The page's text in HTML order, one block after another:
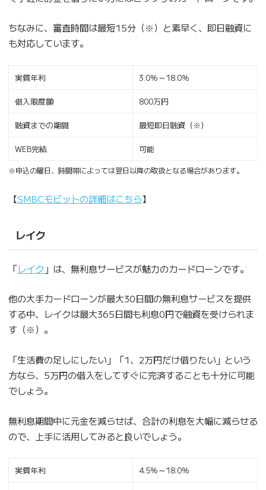
ちなみに、審査時間は最短15分（※）と素早く、即日融資に
も対応しています。
実質年利 3.0％～18.0％
借入限度額 800万円
融資までの期間 最短即日融資（※）
WEB完結 可能
※申込の曜日、時間帯によっては翌日以降の取扱となる場合があります。
【SMBCモビットの詳細はこちら】
レイク
「レイク 」は、無利息サービスが魅力のカードローンです。
他の大手カードローンが最大30日間の無利息サービスを提供
する中、レイクは最大365日間も利息0円で融資を受けられま
す（※）。
「生活費の足しにしたい」「1、2万円だけ借りたい」という
方なら、5万円の借入をしてすぐに完済することも十分に可能
でしょう。
無利息期間中に元金を減らせば、合計の利息を大幅に減らせる
ので、上手に活用してみると良いでしょう。
実質年利 4.5％～18.0％